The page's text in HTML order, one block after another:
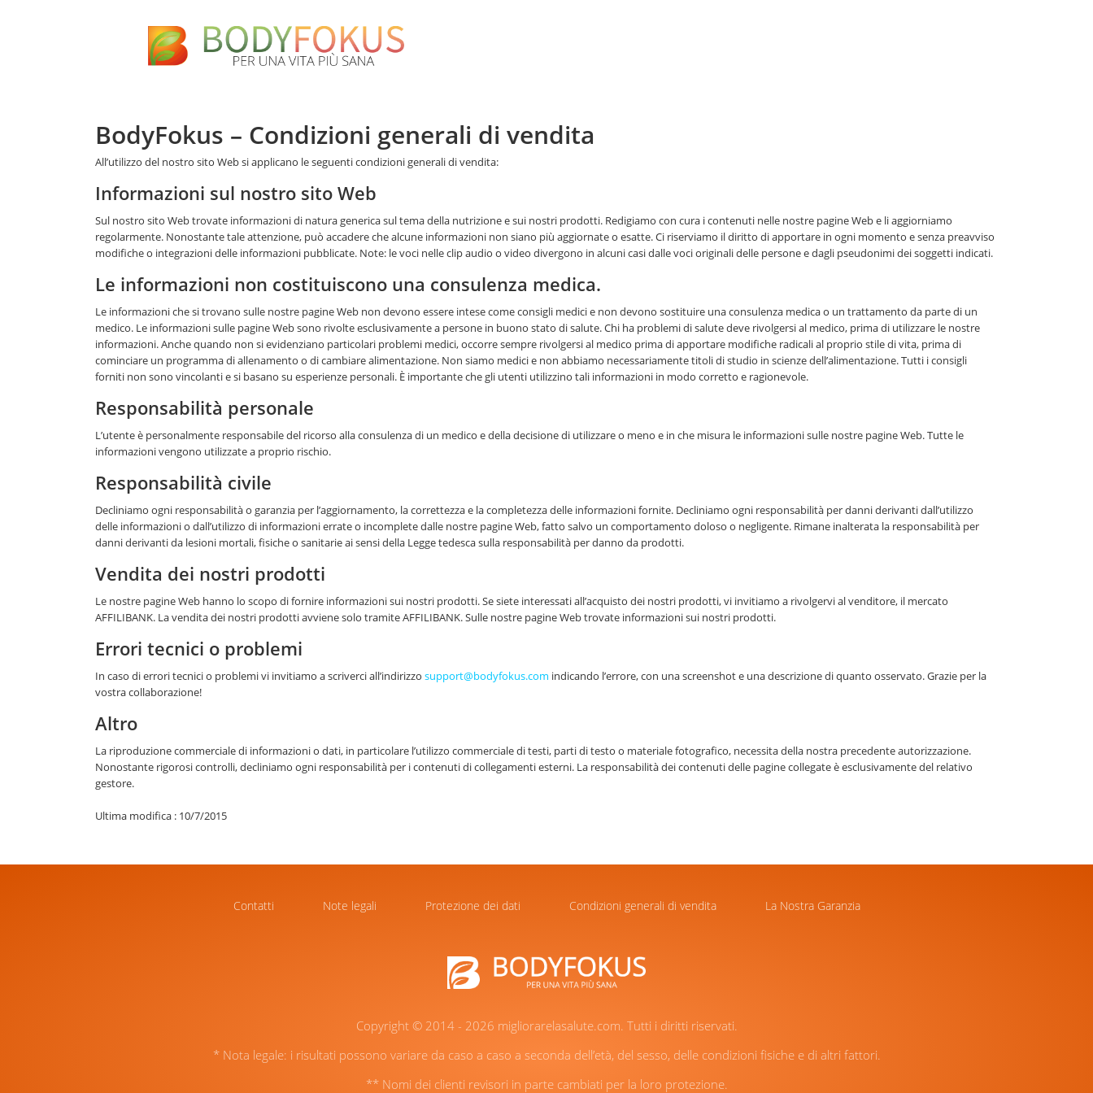
BodyFokus – Condizioni generali di vendita
All’utilizzo del nostro sito Web si applicano le seguenti condizioni generali di vendita:
Informazioni sul nostro sito Web
Sul nostro sito Web trovate informazioni di natura generica sul tema della nutrizione e sui nostri prodotti. Redigiamo con cura i contenuti nelle nostre pagine Web e li aggiorniamo
regolarmente. Nonostante tale attenzione, può accadere che alcune informazioni non siano più aggiornate o esatte. Ci riserviamo il diritto di apportare in ogni momento e senza preavviso
modifiche o integrazioni delle informazioni pubblicate. Note: le voci nelle clip audio o video divergono in alcuni casi dalle voci originali delle persone e dagli pseudonimi dei soggetti indicati.
Le informazioni non costituiscono una consulenza medica.
Le informazioni che si trovano sulle nostre pagine Web non devono essere intese come consigli medici e non devono sostituire una consulenza medica o un trattamento da parte di un
medico. Le informazioni sulle pagine Web sono rivolte esclusivamente a persone in buono stato di salute. Chi ha problemi di salute deve rivolgersi al medico, prima di utilizzare le nostre
informazioni. Anche quando non si evidenziano particolari problemi medici, occorre sempre rivolgersi al medico prima di apportare modifiche radicali al proprio stile di vita, prima di
cominciare un programma di allenamento o di cambiare alimentazione. Non siamo medici e non abbiamo necessariamente titoli di studio in scienze dell’alimentazione. Tutti i consigli
forniti non sono vincolanti e si basano su esperienze personali. È importante che gli utenti utilizzino tali informazioni in modo corretto e ragionevole.
Responsabilità personale
L’utente è personalmente responsabile del ricorso alla consulenza di un medico e della decisione di utilizzare o meno e in che misura le informazioni sulle nostre pagine Web. Tutte le
informazioni vengono utilizzate a proprio rischio.
Responsabilità civile
Decliniamo ogni responsabilità o garanzia per l’aggiornamento, la correttezza e la completezza delle informazioni fornite. Decliniamo ogni responsabilità per danni derivanti dall’utilizzo
delle informazioni o dall’utilizzo di informazioni errate o incomplete dalle nostre pagine Web, fatto salvo un comportamento doloso o negligente. Rimane inalterata la responsabilità per
danni derivanti da lesioni mortali, fisiche o sanitarie ai sensi della Legge tedesca sulla responsabilità per danno da prodotti.
Vendita dei nostri prodotti
Le nostre pagine Web hanno lo scopo di fornire informazioni sui nostri prodotti. Se siete interessati all’acquisto dei nostri prodotti, vi invitiamo a rivolgervi al venditore, il mercato
AFFILIBANK. La vendita dei nostri prodotti avviene solo tramite AFFILIBANK. Sulle nostre pagine Web trovate informazioni sui nostri prodotti.
Errori tecnici o problemi
In caso di errori tecnici o problemi vi invitiamo a scriverci all’indirizzo support@bodyfokus.com indicando l’errore, con una screenshot e una descrizione di quanto osservato. Grazie per la
vostra collaborazione!
Altro
La riproduzione commerciale di informazioni o dati, in particolare l’utilizzo commerciale di testi, parti di testo o materiale fotografico, necessita della nostra precedente autorizzazione.
Nonostante rigorosi controlli, decliniamo ogni responsabilità per i contenuti di collegamenti esterni. La responsabilità dei contenuti delle pagine collegate è esclusivamente del relativo
gestore.
Ultima modifica : 10/7/2015
Contatti Note legali Protezione dei dati Condizioni generali di vendita La Nostra Garanzia
Copyright © 2014 - 2026 migliorarelasalute.com. Tutti i diritti riservati.
* Nota legale: i risultati possono variare da caso a caso a seconda dell’età, del sesso, delle condizioni fisiche e di altri fattori.
** Nomi dei clienti revisori in parte cambiati per la loro protezione.